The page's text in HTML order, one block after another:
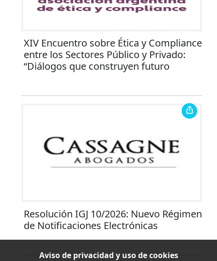
XIV Encuentro sobre Ética y Compliance
entre los Sectores Público y Privado:
“Diálogos que construyen futuro
Resolución IGJ 10/2026: Nuevo Régimen
de Notificaciones Electrónicas
Aviso de privacidad y uso de cookies